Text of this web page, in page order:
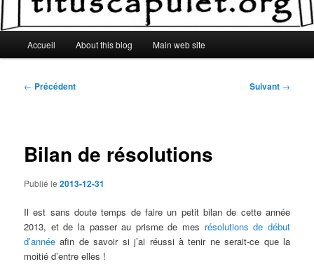
principal
Accueil About this blog Main web site
Navigation
← Précédent Suivant →
Bilan de résolutions
Publié le2013-12-31
Il est sans doute temps de faire un petit bilan de cette année
2013, et de la passer au prisme de mes résolutions de début
d’année afin de savoir si j’ai réussi à tenir ne serait-ce que la
moitié d’entre elles !